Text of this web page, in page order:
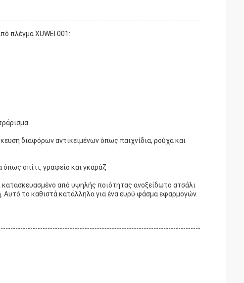
πλέγμα XUWEI 001:
διαφόρων αντικειμένων όπως παιχνίδια, ρούχα και
όπως σπίτι, γραφείο και γκαράζ
κατασκευασμένο από υψηλής ποιότητας ανοξείδωτο ατσάλι
το καθιστά κατάλληλο για ένα ευρύ φάσμα εφαρμογών.